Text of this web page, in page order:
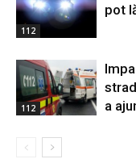
112
pot
112
a